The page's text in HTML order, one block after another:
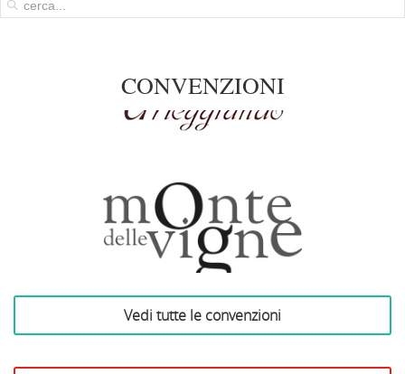
CONVENZIONI
Azienda Vinicola Monte
delle Vigne
Vedi tutte le convenzioni